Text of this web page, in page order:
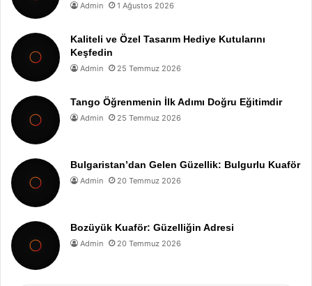
Admin 1 Ağustos 2026
Kaliteli ve Özel Tasarım Hediye Kutularını
Keşfedin
Admin 25 Temmuz 2026
Tango Öğrenmenin İlk Adımı Doğru Eğitimdir
Admin 25 Temmuz 2026
Bulgaristan’dan Gelen Güzellik: Bulgurlu Kuaför
Admin 20 Temmuz 2026
Bozüyük Kuaför: Güzelliğin Adresi
Admin 20 Temmuz 2026